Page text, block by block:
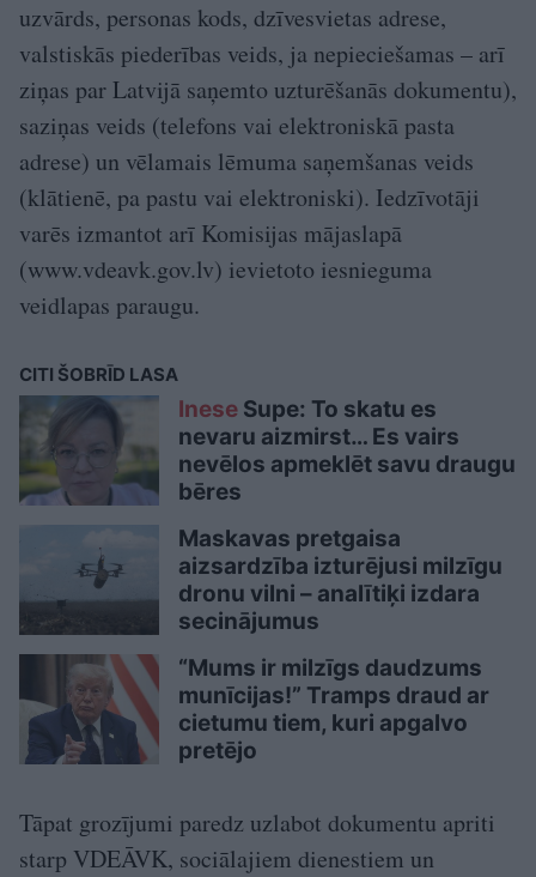
uzvārds, personas kods, dzīvesvietas adrese,
valstiskās piederības veids, ja nepieciešamas – arī
ziņas par Latvijā saņemto uzturēšanās dokumentu),
saziņas veids (telefons vai elektroniskā pasta
adrese) un vēlamais lēmuma saņemšanas veids
(klātienē, pa pastu vai elektroniski). Iedzīvotāji
varēs izmantot arī Komisijas mājaslapā
(www.vdeavk.gov.lv) ievietoto iesnieguma
veidlapas paraugu.
CITI ŠOBRĪD LASA
Inese Supe: To skatu es
nevaru aizmirst… Es vairs
nevēlos apmeklēt savu draugu
bēres
Maskavas pretgaisa
aizsardzība izturējusi milzīgu
dronu vilni – analītiķi izdara
secinājumus
“Mums ir milzīgs daudzums
munīcijas!” Tramps draud ar
cietumu tiem, kuri apgalvo
pretējo
Tāpat grozījumi paredz uzlabot dokumentu apriti
starp VDEĀVK, sociālajiem dienestiem un